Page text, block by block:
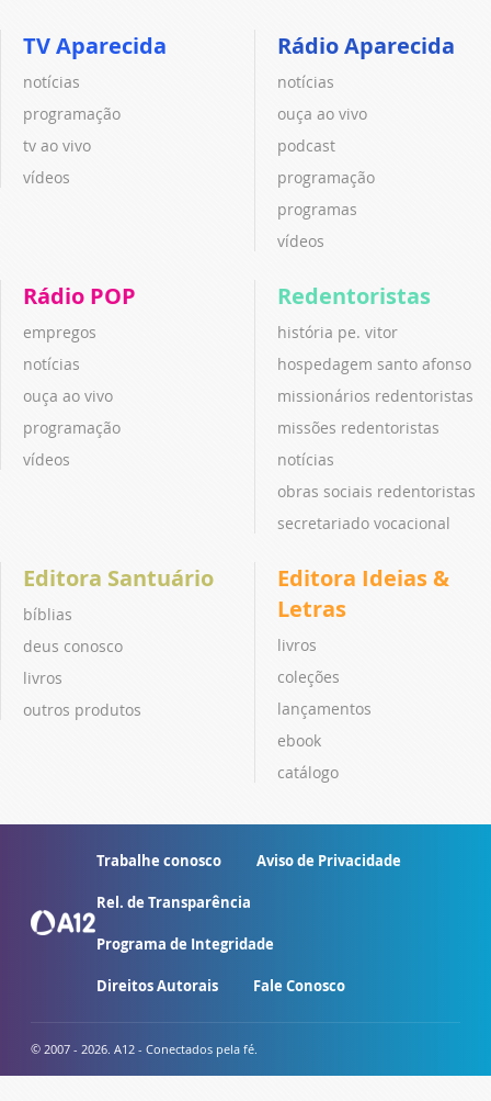
TV Aparecida
notícias
programação
tv ao vivo
vídeos
Rádio Aparecida
notícias
ouça ao vivo
podcast
programação
programas
vídeos
Rádio POP
empregos
notícias
ouça ao vivo
programação
vídeos
Redentoristas
história pe. vitor
hospedagem santo afonso
missionários redentoristas
missões redentoristas
notícias
obras sociais redentoristas
secretariado vocacional
Editora Santuário
bíblias
deus conosco
livros
outros produtos
Editora Ideias &
Letras
livros
coleções
lançamentos
ebook
catálogo
Trabalhe conosco Aviso de Privacidade
Rel. de Transparência
Programa de Integridade
Direitos Autorais Fale Conosco
© 2007 - 2026. A12 - Conectados pela fé.